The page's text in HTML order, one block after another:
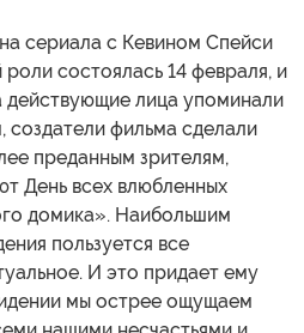
сериала с Кевином Спейси
состоялась 14 февраля, и
действующие лица упоминали
создатели фильма сделали
преданным зрителям,
День всех влюбленных
домика». Наибольшим
пользуется все
И это придает ему
мы острее ощущаем